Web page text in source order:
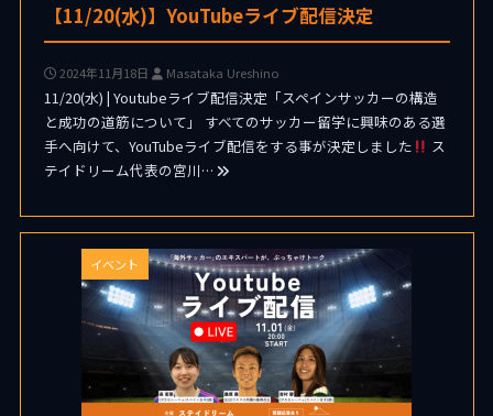
【11/20(水)】YouTubeライブ配信決定
2024年11月18日 Masataka Ureshino
11/20(水) | Youtubeライブ配信決定「スペインサッカーの構造
と成功の道筋について」 すべてのサッカー留学に興味のある選
手へ向けて、YouTubeライブ配信をする事が決定しました
ス
テイドリーム代表の宮川…
イベント